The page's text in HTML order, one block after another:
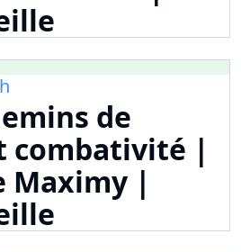
de
combativité |
Maximy |